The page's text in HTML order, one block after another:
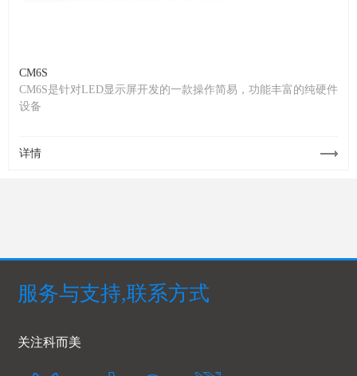
CM6S
CM6S是针对LED显示屏开发的一款操作简易，功能丰富的纯硬件
设备
详情
服务与支持,联系方式
关注科而美